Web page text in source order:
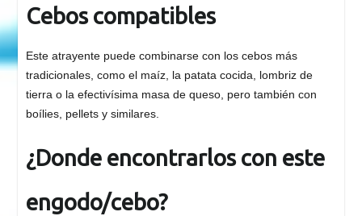
Cebos compatibles
Este atrayente puede combinarse con los cebos más
tradicionales, como el maíz, la patata cocida, lombriz de
tierra o la efectivísima masa de queso, pero también con
boílies, pellets y similares.
¿Donde encontrarlos con este
engodo/cebo?